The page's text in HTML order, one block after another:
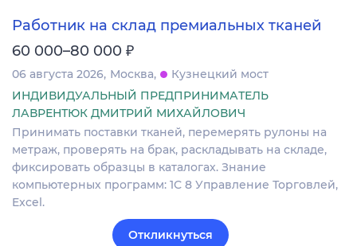
Работник на склад премиальных тканей
60 000–80 000 ₽
06 августа 2026 Москва
Кузнецкий мост
ИНДИВИДУАЛЬНЫЙ ПРЕДПРИНИМАТЕЛЬ
ЛАВРЕНТЮК ДМИТРИЙ МИХАЙЛОВИЧ
Принимать поставки тканей, перемерять рулоны на
метраж, проверять на брак, раскладывать на складе,
фиксировать образцы в каталогах. Знание
компьютерных программ: 1С 8 Управление Торговлей,
Excel.
Откликнуться